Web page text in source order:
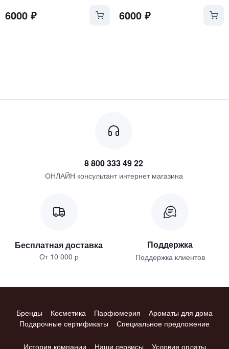
6000 ₽ 6000₽
8 800 333 49 22
ОНЛАЙН консультант интернет магазина
Бесплатная доставка
От 10 000 р
Поддержка
Поддержка клиентов
Бренды Косметика Парфюмерия
Ароматы для дома
Подарочные сертификаты
Специальное предложение
История компании Наши сервисы Условия оплаты